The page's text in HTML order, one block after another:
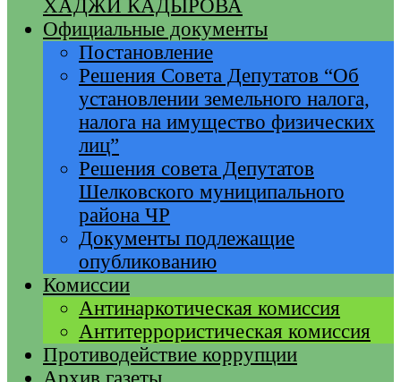
ХАДЖИ КАДЫРОВА
Официальные документы
Постановление
Решения Совета Депутатов “Об
установлении земельного налога,
налога на имущество физических
лиц”
Решения совета Депутатов
Шелковского муниципального
района ЧР
Документы подлежащие
опубликованию
Комиссии
Антинаркотическая комиссия
Антитеррористическая комиссия
Противодействие коррупции